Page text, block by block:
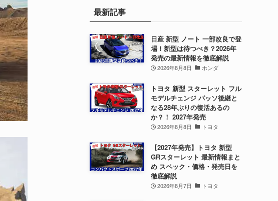
最新記事
日産 新型 ノート 一部改良で登
場！新型は待つべき？2026年
発売の最新情報を徹底解説
2026年8月8日 ホンダ
トヨタ 新型 スターレット フル
モデルチェンジ パッソ後継と
なる28年ぶりの復活あるの
か？！ 2027年発売
2026年8月8日 トヨタ
【2027年発売】トヨタ 新型
GRスターレット 最新情報まと
め スペック・価格・発売日を
徹底解説
2026年8月7日 トヨタ